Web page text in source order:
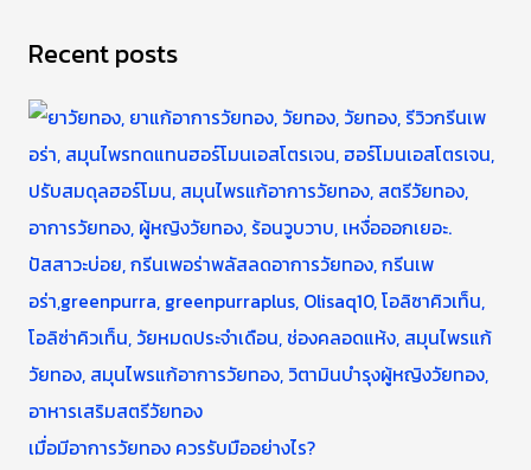
Recent posts
เมื่อมีอาการวัยทอง ควรรับมืออย่างไร?